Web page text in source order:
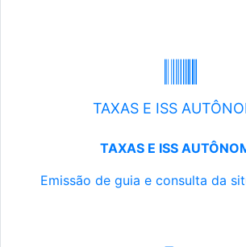
TAXAS E ISS
TAXAS E ISS
Emissão de guia e consulta da